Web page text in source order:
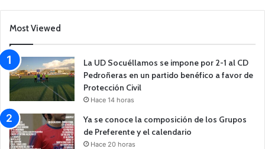
Most Viewed
La UD Socuéllamos se impone por 2-1 al CD
Pedroñeras en un partido benéfico a favor de
Protección Civil
Hace 14 horas
Ya se conoce la composición de los Grupos
de Preferente y el calendario
Hace 20 horas